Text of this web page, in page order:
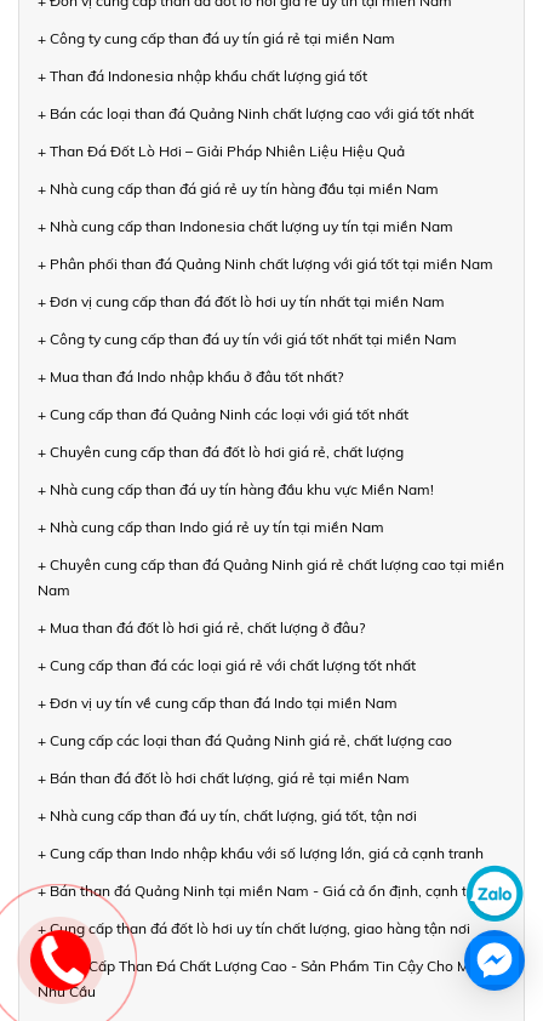
+ Công ty cung cấp than đá uy tín giá rẻ tại miền Nam
+ Than đá Indonesia nhập khẩu chất lượng giá tốt
+ Bán các loại than đá Quảng Ninh chất lượng cao với giá tốt nhất
+ Than Đá Đốt Lò Hơi – Giải Pháp Nhiên Liệu Hiệu Quả
+ Nhà cung cấp than đá giá rẻ uy tín hàng đầu tại miền Nam
+ Nhà cung cấp than Indonesia chất lượng uy tín tại miền Nam
+ Phân phối than đá Quảng Ninh chất lượng với giá tốt tại miền Nam
+ Đơn vị cung cấp than đá đốt lò hơi uy tín nhất tại miền Nam
+ Công ty cung cấp than đá uy tín với giá tốt nhất tại miền Nam
+ Mua than đá Indo nhập khẩu ở đâu tốt nhất?
+ Cung cấp than đá Quảng Ninh các loại với giá tốt nhất
+ Chuyên cung cấp than đá đốt lò hơi giá rẻ, chất lượng
+ Nhà cung cấp than đá uy tín hàng đầu khu vực Miền Nam!
+ Nhà cung cấp than Indo giá rẻ uy tín tại miền Nam
+ Chuyên cung cấp than đá Quảng Ninh giá rẻ chất lượng cao tại miền
Nam
+ Mua than đá đốt lò hơi giá rẻ, chất lượng ở đâu?
+ Cung cấp than đá các loại giá rẻ với chất lượng tốt nhất
+ Đơn vị uy tín về cung cấp than đá Indo tại miền Nam
+ Cung cấp các loại than đá Quảng Ninh giá rẻ, chất lượng cao
+ Bán than đá đốt lò hơi chất lượng, giá rẻ tại miền Nam
+ Nhà cung cấp than đá uy tín, chất lượng, giá tốt, tận nơi
+ Cung cấp than Indo nhập khẩu với số lượng lớn, giá cả cạnh tranh
+ Bán than đá Quảng Ninh tại miền Nam - Giá cả ổn định, cạnh tranh
+ Cung cấp than đá đốt lò hơi uy tín chất lượng, giao hàng tận nơi
+ Cung Cấp Than Đá Chất Lượng Cao - Sản Phẩm Tin Cậy Cho Mọi
Nhu Cầu